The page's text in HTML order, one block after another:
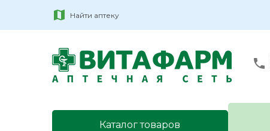
Найти аптеку
Каталог товаров